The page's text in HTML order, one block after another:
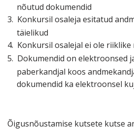
nõutud dokumendid
3. Konkursil osaleja esitatud
täielikud
4. Konkursil osalejal ei ole riiklike
5. Dokumendid on elektroonsed
paberkandjal koos
dokumendid ka elektroonsel
Õigusnõustamise kutsete kutse